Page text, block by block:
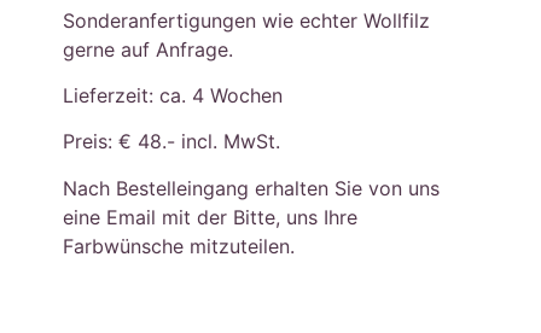
Sonderanfertigungen wie echter Wollfilz
gerne auf Anfrage.
Lieferzeit: ca. 4 Wochen
Preis: € 48.- incl. MwSt.
Nach Bestelleingang erhalten Sie von uns
eine Email mit der Bitte, uns Ihre
Farbwünsche mitzuteilen.